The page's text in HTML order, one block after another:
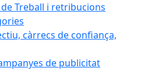
de Treball i retribucions
càrrecs de confiança,
de publicitat